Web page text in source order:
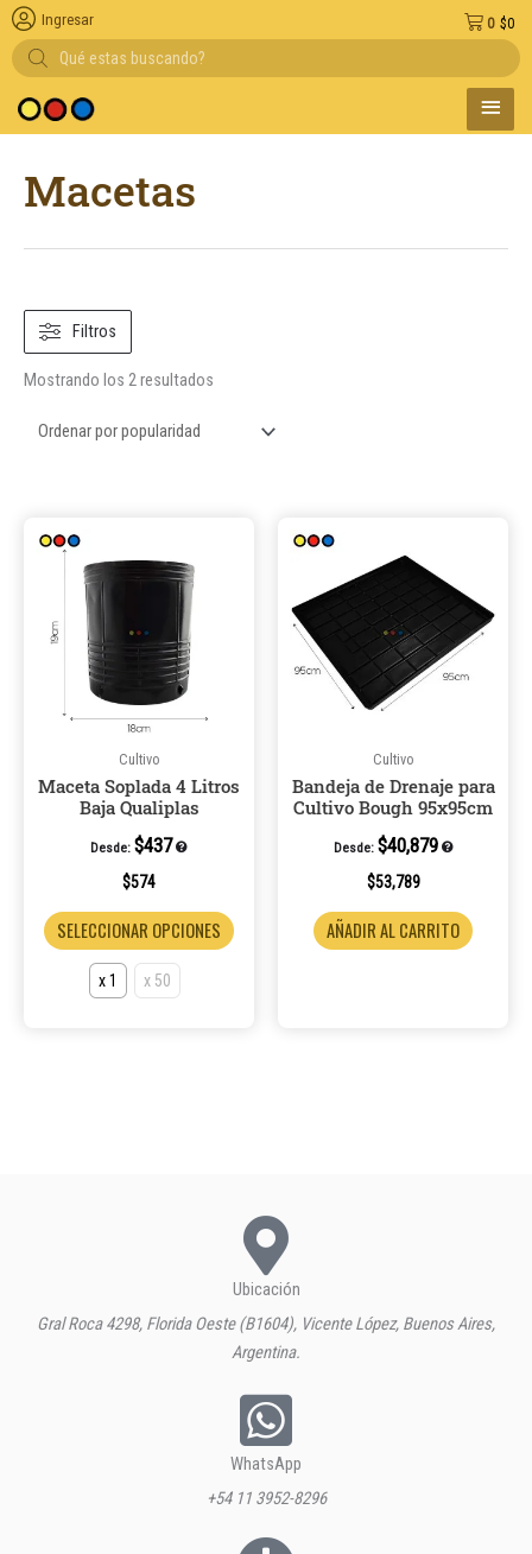
Búsqueda
de
productos
de pago
$0
0
Ingresar
MENÚ
Macetas
Filtros
Mostrando los 2 resultados
Cultivo
Maceta Soplada 4 Litros
Baja Qualiplas
Desde: $437
$574
SELECCIONAR OPCIONES
múltiples
elegir
producto
x 1 x 50
Cultivo
Bandeja de Drenaje para
Cultivo Bough 95x95cm
Desde: $40,879
$53,789
AÑADIR AL CARRITO
Ubicación
Gral Roca 4298, Florida Oeste (B1604), Vicente López, Buenos Aires,
Argentina.
WhatsApp
+54 11 3952-8296